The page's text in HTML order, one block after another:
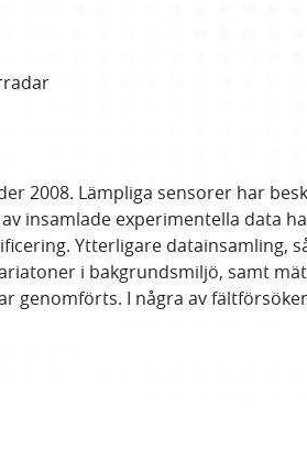
2008. Lämpliga sensorer har
insamlade experimentella data
Ytterligare datainsamling,
i bakgrundsmiljö, samt
genomförts. I några av